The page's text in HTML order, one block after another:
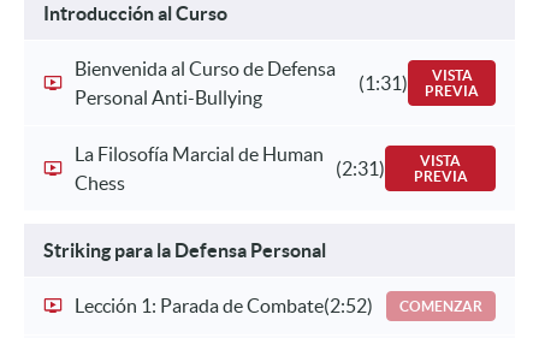
Introducción al Curso
Bienvenida al Curso de Defensa
Personal Anti-Bullying
(1:31)
VISTA
PREVIA
La Filosofía Marcial de Human
Chess
(2:31)
VISTA
PREVIA
Striking para la Defensa Personal
Lección 1: Parada de Combate(2:52) COMENZAR